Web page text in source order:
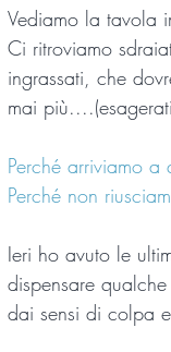
Vediamo la tavola
Ci ritroviamo
ingrassati, che
mai
Perché arriviamo a
Perché non
Ieri ho avuto le
dispensare
dai sensi di colpa